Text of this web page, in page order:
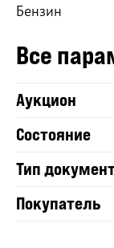
Бензин
Все
Аукцион
Состояние
Тип
Покупатель